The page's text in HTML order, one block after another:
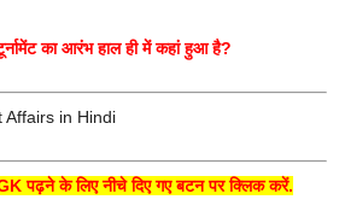
का आरंभ हाल ही में कहां हुआ है?
Affairs in Hindi
पढ़ने के लिए नीचे दिए गए बटन पर क्लिक करें.